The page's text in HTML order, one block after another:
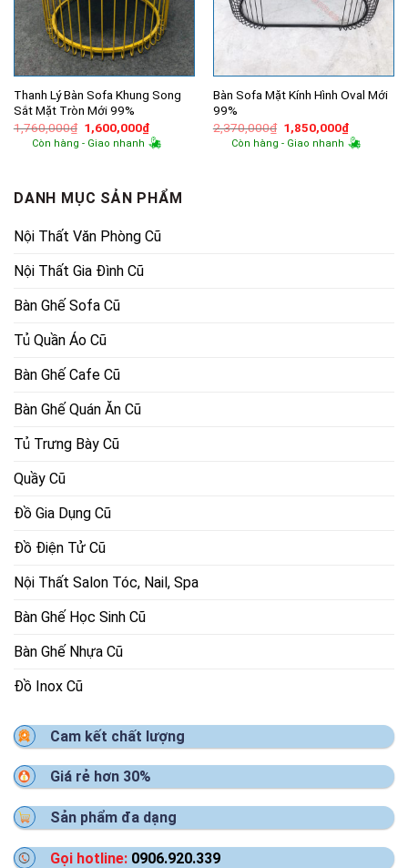
Thanh Lý Bàn Sofa Khung Song
Sắt Mặt Tròn Mới 99%
1,760,000₫ Giá
gốc
là:
1,600,000₫Giá
hiện
tại
Còn hàng - Giao nhanh
Bàn Sofa Mặt Kính Hình Oval Mới
99%
2,370,000₫ Giá
gốc
là:
1,850,000₫Giá
hiện
tại
Còn hàng - Giao nhanh
DANH MỤC SẢN PHẨM
Nội Thất Văn Phòng Cũ
Nội Thất Gia Đình Cũ
Bàn Ghế Sofa Cũ
Tủ Quần Áo Cũ
Bàn Ghế Cafe Cũ
Bàn Ghế Quán Ăn Cũ
Tủ Trưng Bày Cũ
Quầy Cũ
Đồ Gia Dụng Cũ
Đồ Điện Tử Cũ
Nội Thất Salon Tóc, Nail, Spa
Bàn Ghế Học Sinh Cũ
Bàn Ghế Nhựa Cũ
Đồ Inox Cũ
Cam kết chất lượng
Giá rẻ hơn 30%
Sản phẩm đa dạng
Gọi hotline: 0906.920.339